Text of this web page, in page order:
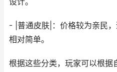
- |普通皮肤|：价格较为亲民
相对简单。
根据这些分类，玩家可以根据